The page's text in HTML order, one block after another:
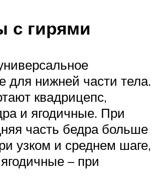
с гирями
для нижней части тела.
квадрицепс,
и ягодичные. При
часть бедра больше
узком и среднем шаге,
– при